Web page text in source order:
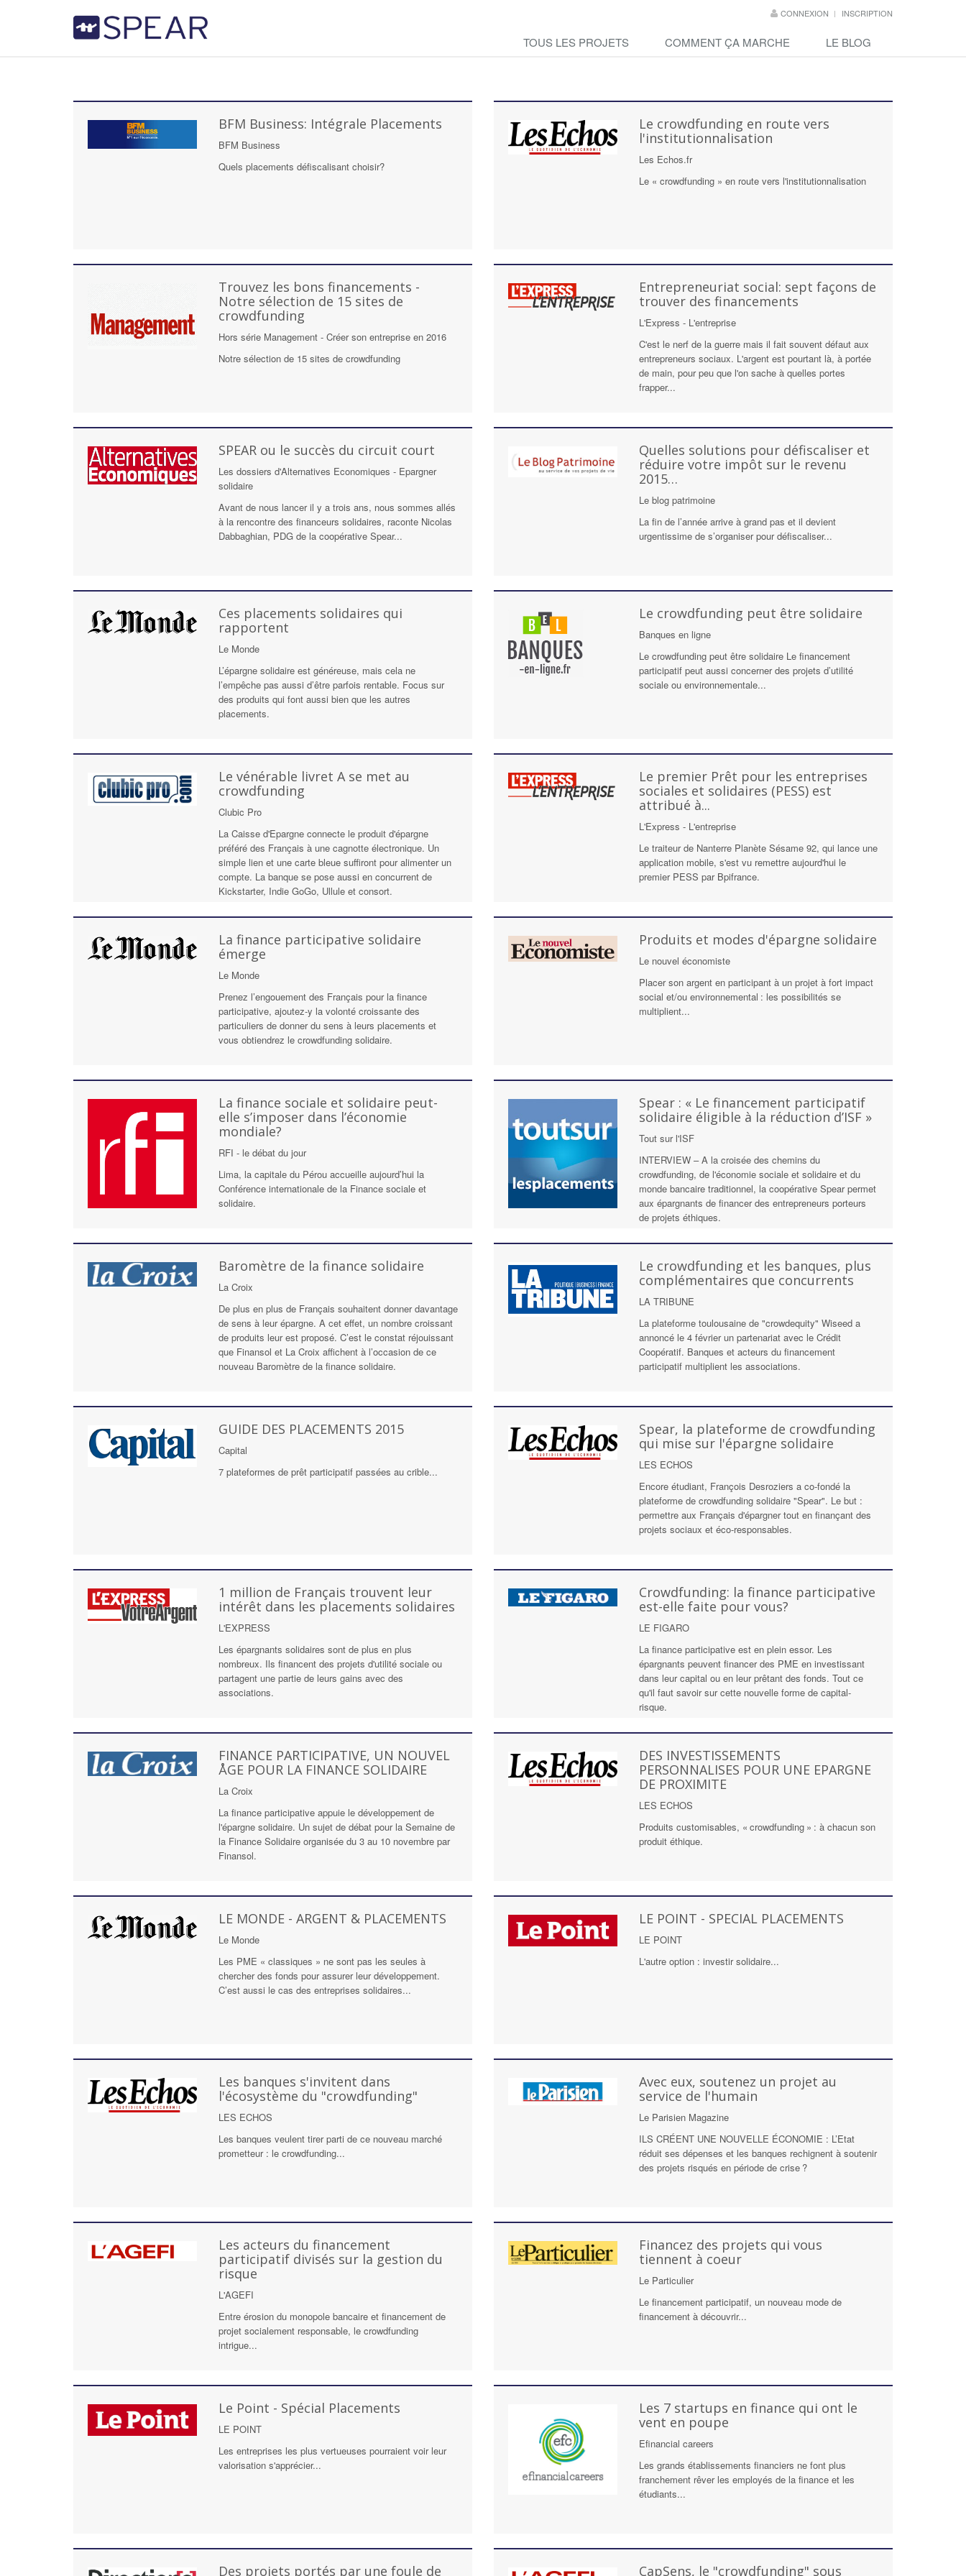
CONNEXION INSCRIPTION
TOUS LES PROJETS COMMENT ÇA MARCHE LE BLOG
BFM Business: Intégrale Placements
BFM Business
Quels placements défiscalisant choisir?
Le crowdfunding en route vers
l'institutionnalisation
Les Echos.fr
Le « crowdfunding » en route vers l'institutionnalisation
Trouvez les bons financements -
Notre sélection de 15 sites de
crowdfunding
Hors série Management - Créer son entreprise en 2016
Notre sélection de 15 sites de crowdfunding
Entrepreneuriat social: sept façons de
trouver des financements
L'Express - L'entreprise
C'est le nerf de la guerre mais il fait souvent défaut aux
entrepreneurs sociaux. L'argent est pourtant là, à portée
de main, pour peu que l'on sache à quelles portes
frapper...
SPEAR ou le succès du circuit court
Les dossiers d'Alternatives Economiques - Epargner
solidaire
Avant de nous lancer il y a trois ans, nous sommes allés
à la rencontre des financeurs solidaires, raconte Nicolas
Dabbaghian, PDG de la coopérative Spear...
Quelles solutions pour défiscaliser et
réduire votre impôt sur le revenu
2015…
Le blog patrimoine
La fin de l’année arrive à grand pas et il devient
urgentissime de s’organiser pour défiscaliser...
Ces placements solidaires qui
rapportent
Le Monde
L’épargne solidaire est généreuse, mais cela ne
l’empêche pas aussi d’être parfois rentable. Focus sur
des produits qui font aussi bien que les autres
placements.
Le crowdfunding peut être solidaire
Banques en ligne
Le crowdfunding peut être solidaire Le financement
participatif peut aussi concerner des projets d’utilité
sociale ou environnementale...
Le vénérable livret A se met au
crowdfunding
Clubic Pro
La Caisse d'Epargne connecte le produit d'épargne
préféré des Français à une cagnotte électronique. Un
simple lien et une carte bleue suffiront pour alimenter un
compte. La banque se pose aussi en concurrent de
Kickstarter, Indie GoGo, Ullule et consort.
Le premier Prêt pour les entreprises
sociales et solidaires (PESS) est
attribué à...
L'Express - L'entreprise
Le traiteur de Nanterre Planète Sésame 92, qui lance une
application mobile, s'est vu remettre aujourd'hui le
premier PESS par Bpifrance.
La finance participative solidaire
émerge
Le Monde
Prenez l’engouement des Français pour la finance
participative, ajoutez-y la volonté croissante des
particuliers de donner du sens à leurs placements et
vous obtiendrez le crowdfunding solidaire.
Produits et modes d'épargne solidaire
Le nouvel économiste
Placer son argent en participant à un projet à fort impact
social et/ou environnemental : les possibilités se
multiplient...
La finance sociale et solidaire peut-
elle s’imposer dans l’économie
mondiale?
RFI - le débat du jour
Lima, la capitale du Pérou accueille aujourd’hui la
Conférence internationale de la Finance sociale et
solidaire.
Spear : « Le financement participatif
solidaire éligible à la réduction d’ISF »
Tout sur l'ISF
INTERVIEW – A la croisée des chemins du
crowdfunding, de l'économie sociale et solidaire et du
monde bancaire traditionnel, la coopérative Spear permet
aux épargnants de financer des entrepreneurs porteurs
de projets éthiques.
Baromètre de la finance solidaire
La Croix
De plus en plus de Français souhaitent donner davantage
de sens à leur épargne. A cet effet, un nombre croissant
de produits leur est proposé. C’est le constat réjouissant
que Finansol et La Croix affichent à l’occasion de ce
nouveau Baromètre de la finance solidaire.
Le crowdfunding et les banques, plus
complémentaires que concurrents
LA TRIBUNE
La plateforme toulousaine de "crowdequity" Wiseed a
annoncé le 4 février un partenariat avec le Crédit
Coopératif. Banques et acteurs du financement
participatif multiplient les associations.
GUIDE DES PLACEMENTS 2015
Capital
7 plateformes de prêt participatif passées au crible...
Spear, la plateforme de crowdfunding
qui mise sur l'épargne solidaire
LES ECHOS
Encore étudiant, François Desroziers a co-fondé la
plateforme de crowdfunding solidaire "Spear". Le but :
permettre aux Français d'épargner tout en finançant des
projets sociaux et éco-responsables.
1 million de Français trouvent leur
intérêt dans les placements solidaires
L'EXPRESS
Les épargnants solidaires sont de plus en plus
nombreux. Ils financent des projets d'utilité sociale ou
partagent une partie de leurs gains avec des
associations.
Crowdfunding: la finance participative
est-elle faite pour vous?
LE FIGARO
La finance participative est en plein essor. Les
épargnants peuvent financer des PME en investissant
dans leur capital ou en leur prêtant des fonds. Tout ce
qu'il faut savoir sur cette nouvelle forme de capital-
risque.
FINANCE PARTICIPATIVE, UN NOUVEL
ÅGE POUR LA FINANCE SOLIDAIRE
La Croix
La finance participative appuie le développement de
l'épargne solidaire. Un sujet de débat pour la Semaine de
la Finance Solidaire organisée du 3 au 10 novembre par
Finansol.
DES INVESTISSEMENTS
PERSONNALISES POUR UNE EPARGNE
DE PROXIMITE
LES ECHOS
Produits customisables, « crowdfunding » : à chacun son
produit éthique.
LE MONDE - ARGENT & PLACEMENTS
Le Monde
Les PME « classiques » ne sont pas les seules à
chercher des fonds pour assurer leur développement.
C’est aussi le cas des entreprises solidaires...
LE POINT - SPECIAL PLACEMENTS
LE POINT
L'autre option : investir solidaire...
Les banques s'invitent dans
l'écosystème du "crowdfunding"
LES ECHOS
Les banques veulent tirer parti de ce nouveau marché
prometteur : le crowdfunding...
Avec eux, soutenez un projet au
service de l'humain
Le Parisien Magazine
ILS CRÉENT UNE NOUVELLE ÉCONOMIE : L’Etat
réduit ses dépenses et les banques rechignent à soutenir
des projets risqués en période de crise ?
Les acteurs du financement
participatif divisés sur la gestion du
risque
L'AGEFI
Entre érosion du monopole bancaire et financement de
projet socialement responsable, le crowdfunding
intrigue...
Financez des projets qui vous
tiennent à coeur
Le Particulier
Le financement participatif, un nouveau mode de
financement à découvrir...
Le Point - Spécial Placements
LE POINT
Les entreprises les plus vertueuses pourraient voir leur
valorisation s'apprécier...
Les 7 startups en finance qui ont le
vent en poupe
Efinancial careers
Les grands établissements financiers ne font plus
franchement rêver les employés de la finance et les
étudiants...
Des projets portés par une foule de CapSens, le "crowdfunding" sous